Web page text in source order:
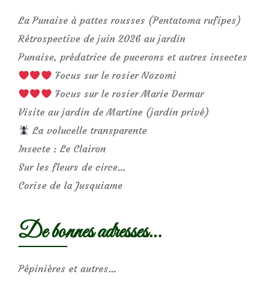
La Punaise à pattes rousses (Pentatoma rufipes)
Rétrospective de juin 2026 au jardin
Punaise, prédatrice de pucerons et autres insectes
Focus sur le rosier Nozomi
Focus sur le rosier Marie Dermar
Visite au jardin de Martine (jardin privé)
La volucelle transparente
Insecte : Le Clairon
Sur les fleurs de circe…
Corise de la Jusquiame
De bonnes adresses…
Pépinières et autres…